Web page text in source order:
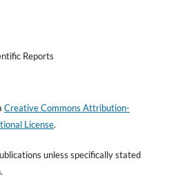
Reports
Creative Commons Attribution-
License.
unless specifically stated